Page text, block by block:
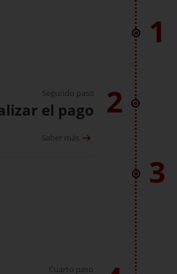
1
2
Segundo paso
el pago
Saber más
3
Cuarto paso